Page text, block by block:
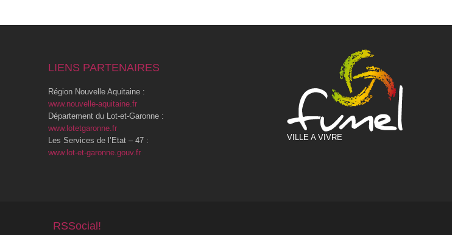
LIENS PARTENAIRES
Région Nouvelle Aquitaine :
www.nouvelle-aquitaine.fr
Département du Lot-et-Garonne :
www.lotetgaronne.fr
Les Services de l’Etat – 47 :
www.lot-et-garonne.gouv.fr
VILLE A VIVRE
RSSocial!